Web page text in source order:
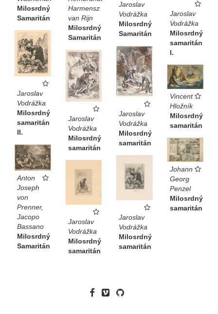
Milosrdný
Samaritán
Harmensz
van Rijn
Milosrdný
Samaritán
Jaroslav
Vodrážka
Milosrdný
Samaritán
Jaroslav
Vodrážka
Milosrdný
samaritán
I.
Jaroslav
Vodrážka
Milosrdný
samaritán
II.
Jaroslav
Vodrážka
Milosrdný
samaritán
Jaroslav
Vodrážka
Milosrdný
samaritán
Vincent
Hložník
Milosrdný
samaritán
Johann
Georg
Penzel
Milosrdný
samaritán
Anton
Joseph
von
Prenner,
Jacopo
Bassano
Milosrdný
Samaritán
Jaroslav
Vodrážka
Milosrdný
samaritán
Jaroslav
Vodrážka
Milosrdný
samaritán